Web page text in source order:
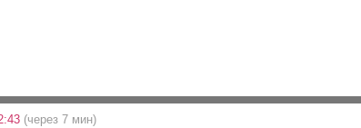
(через 7 мин)